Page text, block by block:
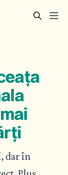
dar în